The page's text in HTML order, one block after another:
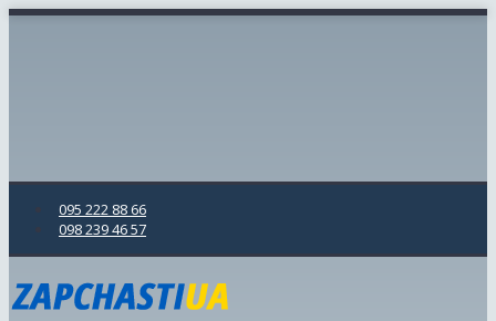
095 222 88 66
098 239 46 57